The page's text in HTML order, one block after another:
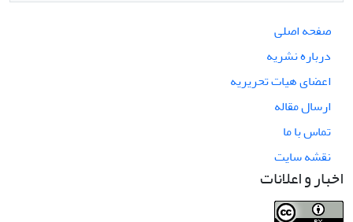
صفحه اصلی
درباره نشریه
اعضای هیات تحریریه
ارسال مقاله
تماس با ما
نقشه سایت
اخبار و اعلانات